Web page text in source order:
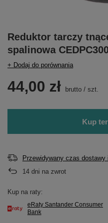
Reduktor tarczy
spalinowa
+ Dodaj do porównania
44,00 zł brutto / szt.
Kup
Przewidywany czas dostawy
14 dni na zwrot
Kup na raty:
eRaty Santander Consumer
Bank